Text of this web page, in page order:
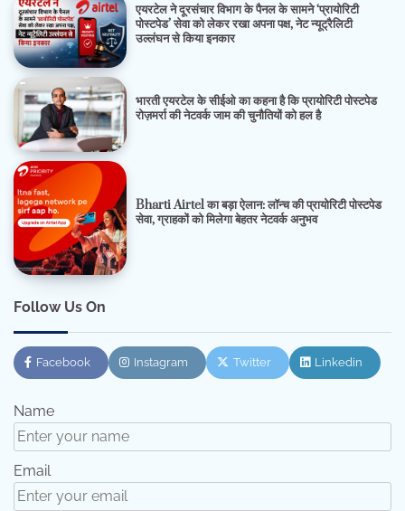
एयरटेल ने दूरसंचार विभाग के पैनल के सामने ‘प्रायोरिटी
पोस्टपेड’ सेवा को लेकर रखा अपना पक्ष, नेट न्यूट्रैलिटी
उल्लंघन से किया इनकार
भारती एयरटेल के सीईओ का कहना है कि प्रायोरिटी पोस्टपेड
रोज़मर्रा की नेटवर्क जाम की चुनौतियों को हल है
Bharti Airtel का बड़ा ऐलान: लॉन्च की प्रायोरिटी पोस्टपेड
सेवा, ग्राहकों को मिलेगा बेहतर नेटवर्क अनुभव
Follow Us On
Facebook Instagram Twitter Linkedin
Name
Email